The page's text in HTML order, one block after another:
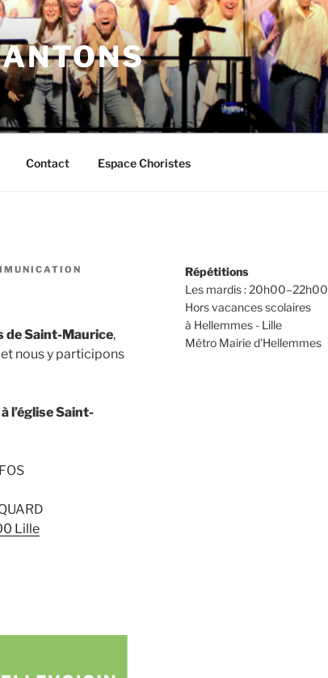
Contact Espace Choristes
de Saint-Maurice,
nous y participons
l’église Saint-
Lille
Répétitions
Les mardis : 20h00–22h00
Hors vacances scolaires
à Hellemmes - Lille
Métro Mairie d'Hellemmes